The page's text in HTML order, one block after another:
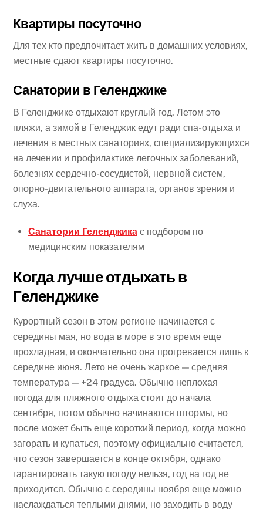
Квартиры посуточно
Для тех кто предпочитает жить в домашних условиях,
местные сдают квартиры посуточно.
Санатории в Геленджике
В Геленджике отдыхают круглый год. Летом это
пляжи, а зимой в Геленджик едут ради спа-отдыха и
лечения в местных санаториях, специализирующихся
на лечении и профилактике легочных заболеваний,
болезнях сердечно-сосудистой, нервной систем,
опорно-двигательного аппарата, органов зрения и
слуха.
Санатории Геленджика с подбором по
медицинским показателям
Когда лучше отдыхать в
Геленджике
Курортный сезон в этом регионе начинается с
середины мая, но вода в море в это время еще
прохладная, и окончательно она прогревается лишь к
середине июня. Лето не очень жаркое — средняя
температура — +24 градуса. Обычно неплохая
погода для пляжного отдыха стоит до начала
сентября, потом обычно начинаются штормы, но
после может быть еще короткий период, когда можно
загорать и купаться, поэтому официально считается,
что сезон завершается в конце октября, однако
гарантировать такую погоду нельзя, год на год не
приходится. Обычно с середины ноября еще можно
наслаждаться теплыми днями, но заходить в воду